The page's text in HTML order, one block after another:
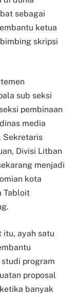
sebagai
ketua
skripsi
sub seksi
pembinaan
media
Sekretaris
Divisi Litban
menjadi
kota
Tabloit
itu, ayah satu
program
proposal
banyak